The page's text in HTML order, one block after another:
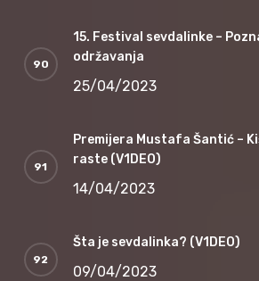
15. Festival sevdalinke –
održavanja
25/04/2023
Premijera Mustafa Šantić –
raste (V1DEO)
14/04/2023
Šta je sevdalinka? (V1DEO)
09/04/2023